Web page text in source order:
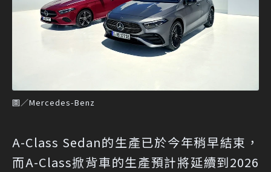
圖／Mercedes-Benz
A-Class Sedan的生產已於今年稍早結束，
而A-Class掀背車的生產預計將延續到2026